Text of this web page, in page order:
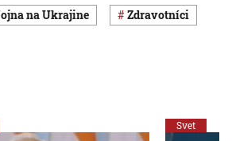
vojna na Ukrajine zdravotníci
Svet